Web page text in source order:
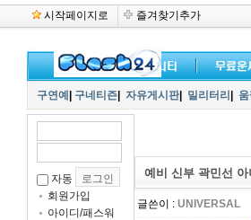
시작페이지로 즐겨찾기추가
구연예 구네티즌 자유게시판| 밀리터리
자동
회원가입
아이디/패스워
예비 신부 곽민선 아
글쓴이 : UNIVERSAL